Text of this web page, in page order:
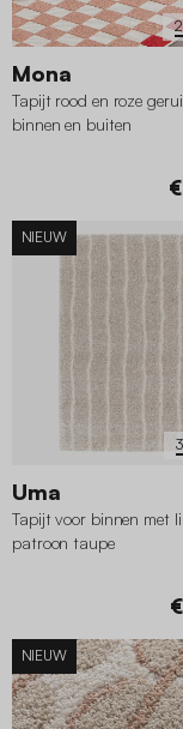
Mona
Tapijt rood en roze
binnen en buiten
NIEUW
Uma
Tapijt voor binnen met
patroon taupe
NIEUW